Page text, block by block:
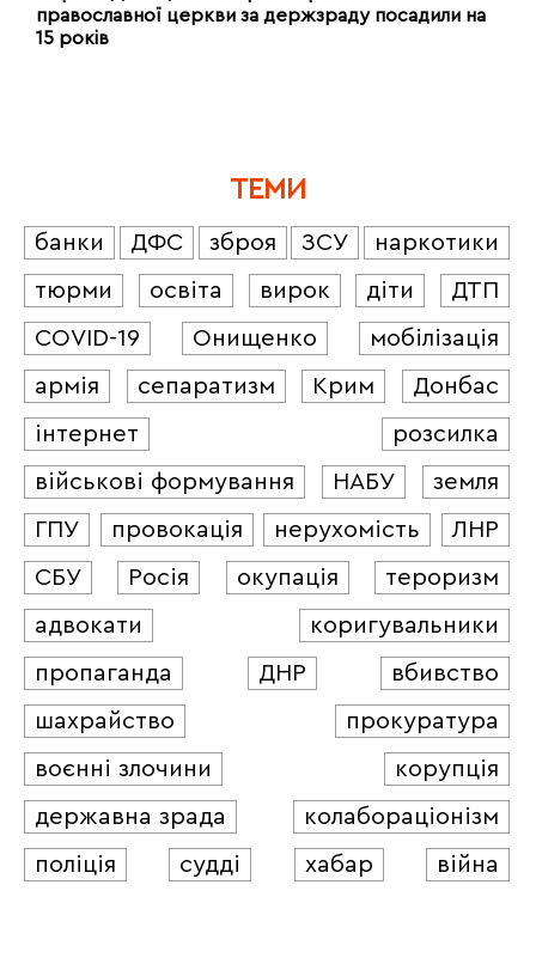
православної церкви за держзраду посадили на
15 років
ТЕМИ
банки ДФС зброя ЗСУ
наркотики
тюрми
освіта вирок діти
ДТП
COVID-19
Онищенко
мобілізація
армія
сепаратизм Крим
Донбас
інтернет
розсилка
військові формування
НАБУ
земля
ГПУ
провокація нерухомість
ЛНР
СБУ
Росія окупація
тероризм
адвокати
коригувальники
пропаганда
ДНР
вбивство
шахрайство
прокуратура
воєнні злочини
корупція
державна зрада
колабораціонізм
поліція
судді хабар війна